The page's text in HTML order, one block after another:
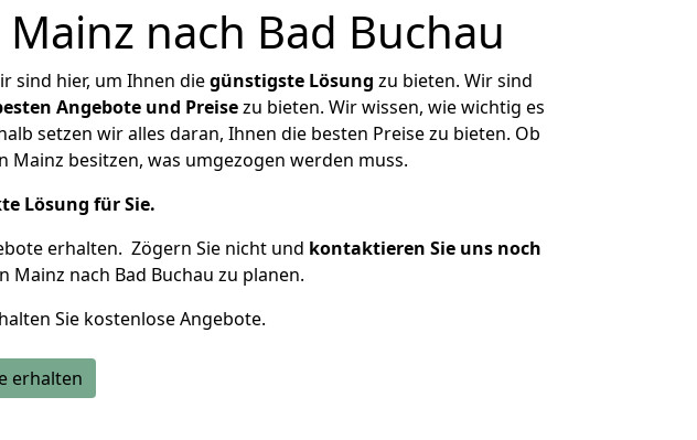
nach Bad Buchau
sind hier, um Ihnen diegünstigste Lösung zu bieten. Wir sind
Angebote und Preisezu bieten. Wir wissen, wie wichtig es
setzen wir alles daran, Ihnen die besten Preise zu bieten. Ob
Mainz besitzen, was umgezogen werden muss.
Lösung für Sie.
erhalten. Zögern Sie nicht und kontaktieren Sie uns noch
nach Bad Buchau zu planen.
Sie kostenlose Angebote.
erhalten